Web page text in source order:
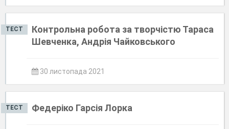
ТЕСТ
Контрольна робота за творчістю Тараса
Шевченка, Андрія Чайковського
30 листопада 2021
ТЕСТ Федеріко Гарсія Лорка